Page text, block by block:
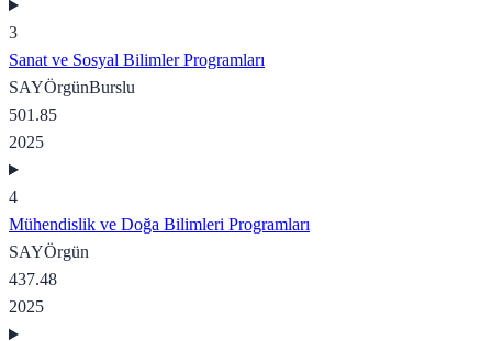
3
Sanat ve Sosyal Bilimler Programları
SAYÖrgünBurslu
501.85
2025
4
Mühendislik ve Doğa Bilimleri Programları
SAYÖrgün
437.48
2025